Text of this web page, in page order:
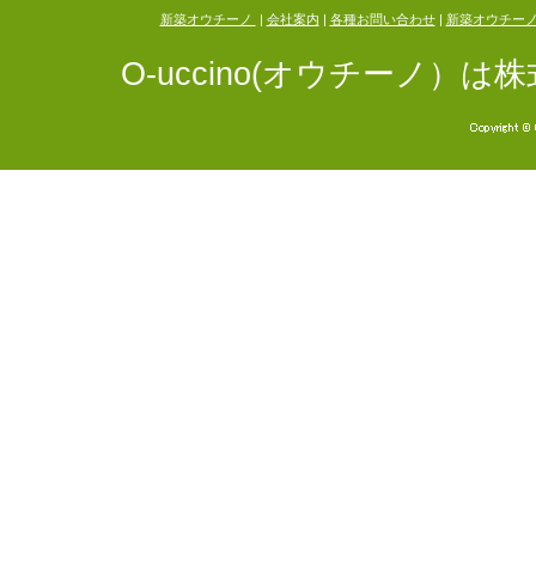
新築オウチーノ 会社案内 各種お問い合わせ| 新築オウチー
O-uccino(オウチーノ）は